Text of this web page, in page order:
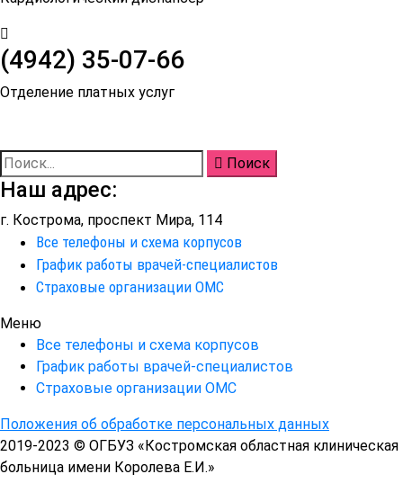
(4942) 35-07-66
Отделение платных услуг
Поиск
Наш адрес:
г. Кострома, проспект Мира, 114
Все телефоны и схема корпусов
График работы врачей-специалистов
Страховые организации ОМС
Меню
Все телефоны и схема корпусов
График работы врачей-специалистов
Страховые организации ОМС
Положения об обработке персональных данных
2019-2023 © ОГБУЗ «Костромская областная клиническая
больница имени Королева Е.И.»